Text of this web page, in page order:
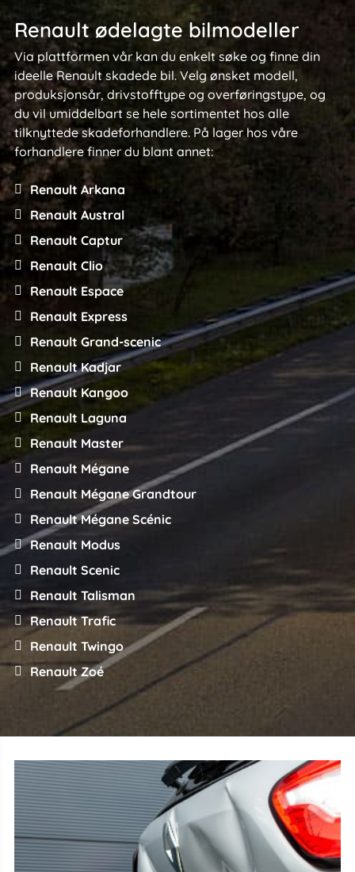
Renault ødelagte bilmodeller
Via plattformen vår kan du enkelt søke og finne din
ideelle Renault skadede bil. Velg ønsket modell,
produksjonsår, drivstofftype og overføringstype, og
du vil umiddelbart se hele sortimentet hos alle
tilknyttede skadeforhandlere. På lager hos våre
forhandlere finner du blant annet:
Renault Arkana
Renault Austral
Renault Captur
Renault Clio
Renault Espace
Renault Express
Renault Grand-scenic
Renault Kadjar
Renault Kangoo
Renault Laguna
Renault Master
Renault Mégane
Renault Mégane Grandtour
Renault Mégane Scénic
Renault Modus
Renault Scenic
Renault Talisman
Renault Trafic
Renault Twingo
Renault Zoé